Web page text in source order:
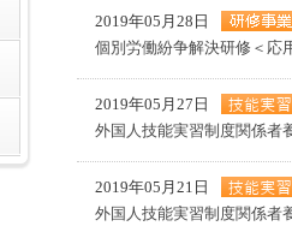
2019年05月28日
個別労働紛争解決研修＜応
2019年05月27日
外国人技能実習制度関係者
2019年05月21日
外国人技能実習制度関係者